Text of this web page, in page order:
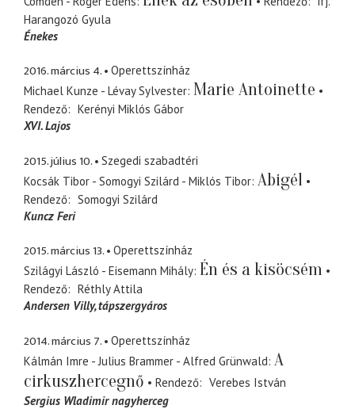
Harangozó Gyula
Énekes
2016. március 4.
Operettszínház
Michael Kunze - Lévay Sylvester Marie Antoinette
Rendező
Kerényi Miklós Gábor
XVI. Lajos
2015. július 10.
Szegedi szabadtéri
Kocsák Tibor - Somogyi Szilárd - Miklós Tibor Abigél
Rendező
Somogyi Szilárd
Kuncz Feri
2015. március 13.
Operettszínház
Szilágyi László - Eisemann Mihály Én és a kisöcsém
Rendező
Réthly Attila
Andersen Villy tápszergyáros
2014. március 7.
Operettszínház
Kálmán Imre - Julius Brammer - Alfred Grünwald A
cirkuszhercegnő
Rendező
Verebes István
Sergius Wladimir nagyherceg